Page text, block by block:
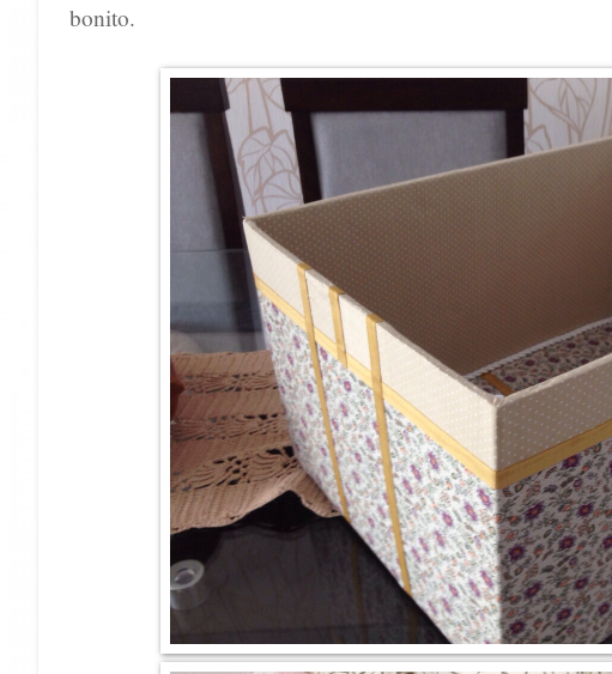
bonito.